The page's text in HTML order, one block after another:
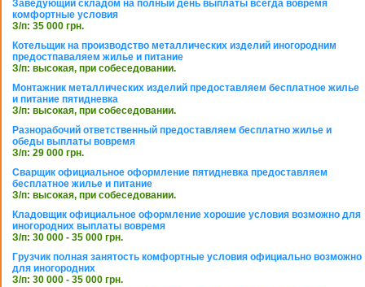
Заведующий складом на полный день выплаты всегда вовремя
комфортные условия
З/п: 35 000 грн.
Котельщик на производство металлических изделий иногородним
предостпаваляем жилье и питание
З/п: высокая, при собеседовании.
Монтажник металлических изделий предоставляем бесплатное жилье
и питание пятидневка
З/п: высокая, при собеседовании.
Разнорабочий ответственный предоставляем бесплатно жилье и
обеды выплаты вовремя
З/п: 29 000 грн.
Сварщик официальное оформление пятидневка предоставляем
бесплатное жилье и питание
З/п: высокая, при собеседовании.
Кладовщик официальное оформление хорошие условия возможно для
иногородних выплаты вовремя
З/п: 30 000 - 35 000 грн.
Грузчик полная занятость комфортные условия официально возможно
для иногородних
З/п: 30 000 - 35 000 грн.